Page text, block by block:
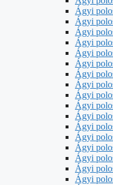
Ágyi
Ágyi
Ágyi
Ágyi
Ágyi
Ágyi
Ágyi
Ágyi
Ágyi
Ágyi
Ágyi
Ágyi
Ágyi
Ágyi
Ágyi
Ágyi
Ágyi